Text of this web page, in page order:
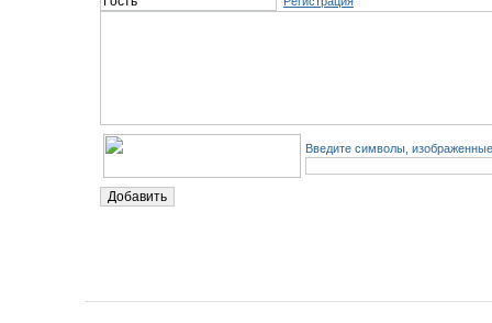
Введите символы,